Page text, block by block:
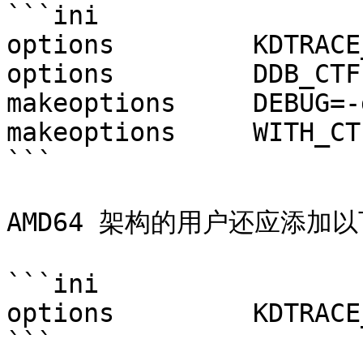
```ini
options
options         DDB_CTF
makeoptions	DEBUG=-g
makeoptions	WITH_CTF=1
```
AMD64 架构的用户还应添加
```ini
options